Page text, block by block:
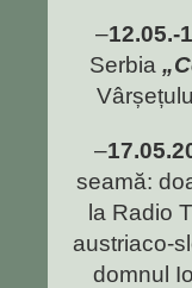
–12.05.-
Serbia
–
seamă:
la Radio
austriaco-
domnul